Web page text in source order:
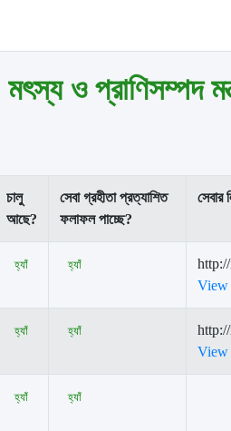
মৎস্য ও প্রাণিসম্পদ
চালু
আছে?
সেবা গ্রহীতা প্রত্যাশিত
ফলাফল পাচ্ছে?
সেবার
হ্যাঁ হ্যাঁ
View
হ্যাঁ হ্যাঁ
View
হ্যাঁ হ্যাঁ